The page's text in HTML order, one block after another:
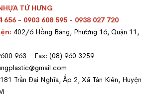
TỨ HƯNG
- 0903 608 595 - 0938 027 720
402/6 Hồng Bàng, Phường 16, Quận 11,
963 Fax: (08) 960 3259
181 Trần Đại Nghĩa, Ấp 2, Xã Tân Kiên, Huyện